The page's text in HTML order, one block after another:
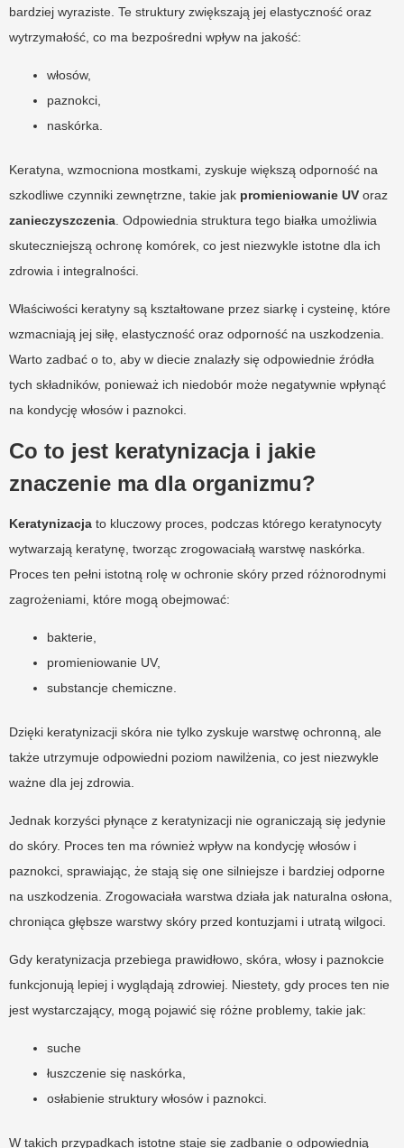
bardziej wyraziste. Te struktury zwiększają jej elastyczność oraz
wytrzymałość, co ma bezpośredni wpływ na jakość:
włosów,
paznokci,
naskórka.
Keratyna, wzmocniona mostkami, zyskuje większą odporność na
szkodliwe czynniki zewnętrzne, takie jak promieniowanie UV oraz
zanieczyszczenia . Odpowiednia struktura tego białka umożliwia
skuteczniejszą ochronę komórek, co jest niezwykle istotne dla ich
zdrowia i integralności.
Właściwości keratyny są kształtowane przez siarkę i cysteinę, które
wzmacniają jej siłę, elastyczność oraz odporność na uszkodzenia.
Warto zadbać o to, aby w diecie znalazły się odpowiednie źródła
tych składników, ponieważ ich niedobór może negatywnie wpłynąć
na kondycję włosów i paznokci.
Co to jest keratynizacja i jakie
znaczenie ma dla organizmu?
Keratynizacja to kluczowy proces, podczas którego keratynocyty
wytwarzają keratynę, tworząc zrogowaciałą warstwę naskórka.
Proces ten pełni istotną rolę w ochronie skóry przed różnorodnymi
zagrożeniami, które mogą obejmować:
bakterie,
promieniowanie UV,
substancje chemiczne.
Dzięki keratynizacji skóra nie tylko zyskuje warstwę ochronną, ale
także utrzymuje odpowiedni poziom nawilżenia, co jest niezwykle
ważne dla jej zdrowia.
Jednak korzyści płynące z keratynizacji nie ograniczają się jedynie
do skóry. Proces ten ma również wpływ na kondycję włosów i
paznokci, sprawiając, że stają się one silniejsze i bardziej odporne
na uszkodzenia. Zrogowaciała warstwa działa jak naturalna osłona,
chroniąca głębsze warstwy skóry przed kontuzjami i utratą wilgoci.
Gdy keratynizacja przebiega prawidłowo, skóra, włosy i paznokcie
funkcjonują lepiej i wyglądają zdrowiej. Niestety, gdy proces ten nie
jest wystarczający, mogą pojawić się różne problemy, takie jak:
suche
łuszczenie się naskórka,
osłabienie struktury włosów i paznokci.
W takich przypadkach istotne staje się zadbanie o odpowiednią